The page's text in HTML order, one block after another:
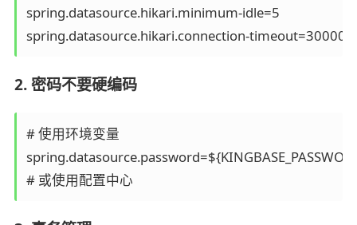
spring.datasource.hikari.minimum-idle=5
spring.datasource.hikari.connection-timeout=30000
2. 密码不要硬编码
# 使用环境变量
# 或使用配置中心